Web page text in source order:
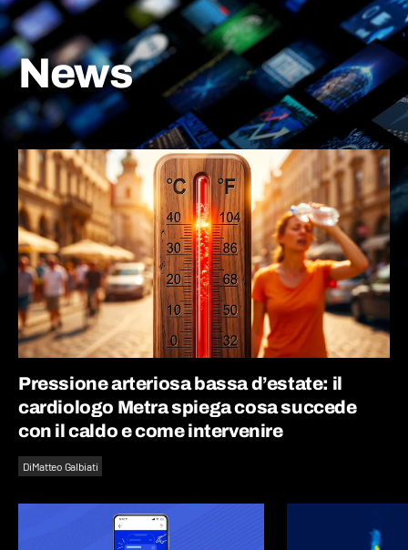
News
Pressione arteriosa bassa d’estate: il
cardiologo Metra spiega cosa succede
con il caldo e come intervenire
DiMatteo Galbiati